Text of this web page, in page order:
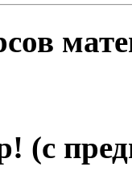
(с